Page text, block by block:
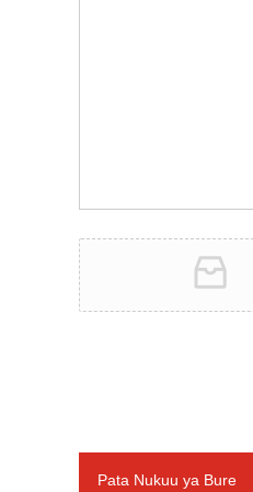
Pata Nukuu ya Bure